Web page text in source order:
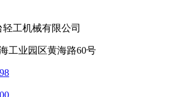
工机械有限公司
工业园区黄海路60号